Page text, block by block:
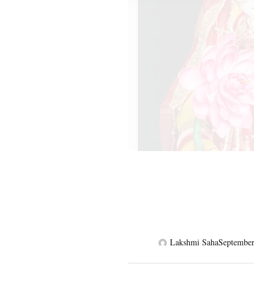
Lakshmi Saha